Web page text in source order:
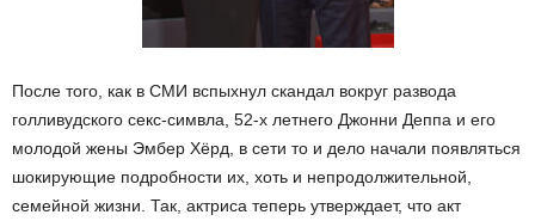
После того, как в СМИ вспыхнул скандал вокруг развода
голливудского секс-симвла, 52-х летнего Джонни Деппа и его
молодой жены Эмбер Хёрд, в сети то и дело начали появляться
шокирующие подробности их, хоть и непродолжительной,
семейной жизни. Так, актриса теперь утверждает, что акт